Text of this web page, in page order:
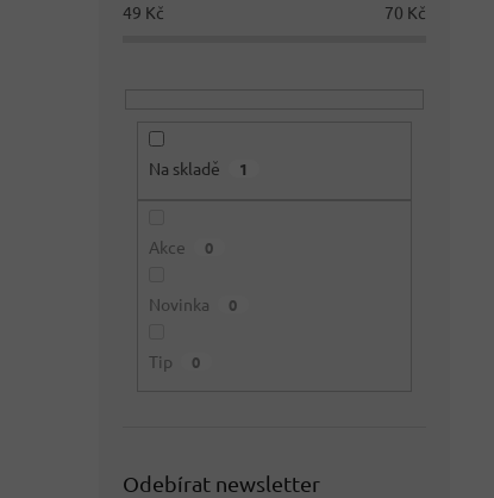
49 Kč 70 Kč
Na skladě 1
Akce 0
Novinka 0
Tip 0
Odebírat newsletter